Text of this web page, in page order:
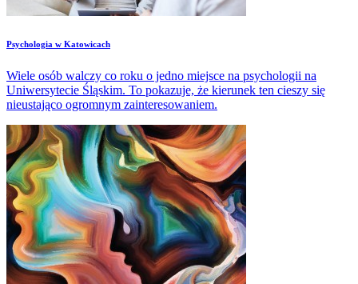
​Psychologia w Katowicach
Wiele osób walczy co roku o jedno miejsce na psychologii na
Uniwersytecie Śląskim. To pokazuje, że kierunek ten cieszy się
nieustająco ogromnym zainteresowaniem.